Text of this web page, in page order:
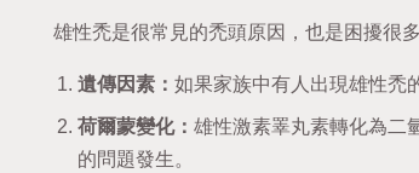
雄性禿是很常見的禿頭原因，也是困擾很
遺傳因素： 如果家族中有人出現雄性禿
荷爾蒙變化： 雄性激素睪丸素轉化為二
的問題發生。